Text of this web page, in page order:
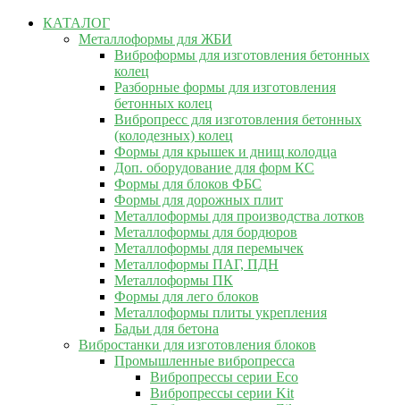
КАТАЛОГ
Металлоформы для ЖБИ
Виброформы для изготовления бетонных
колец
Разборные формы для изготовления
бетонных колец
Вибропресс для изготовления бетонных
(колодезных) колец
Формы для крышек и днищ колодца
Доп. оборудование для форм КС
Формы для блоков ФБС
Формы для дорожных плит
Металлоформы для производства лотков
Металлоформы для бордюров
Металлоформы для перемычек
Металлоформы ПАГ, ПДН
Металлоформы ПК
Формы для лего блоков
Металлоформы плиты укрепления
Бадьи для бетона
Вибростанки для изготовления блоков
Промышленные вибропресса
Вибропрессы серии Eco
Вибропрессы серии Kit